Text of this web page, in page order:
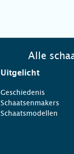
Alle
Uitgelicht
Geschiedenis
Schaatsenmakers
Schaatsmodellen